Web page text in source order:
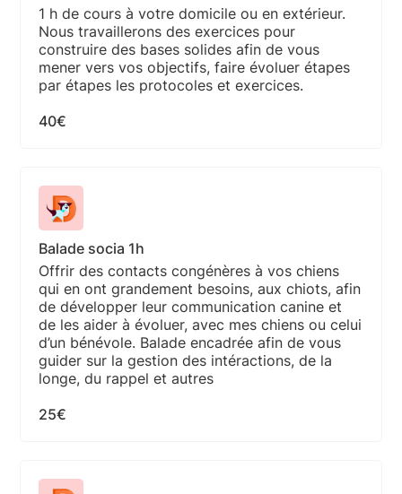
1 h de cours à votre domicile ou en extérieur.
Nous travaillerons des exercices pour
construire des bases solides afin de vous
mener vers vos objectifs, faire évoluer étapes
par étapes les protocoles et exercices.
40€
Balade socia 1h
Offrir des contacts congénères à vos chiens
qui en ont grandement besoins, aux chiots, afin
de développer leur communication canine et
de les aider à évoluer, avec mes chiens ou celui
d’un bénévole. Balade encadrée afin de vous
guider sur la gestion des intéractions, de la
longe, du rappel et autres
25€